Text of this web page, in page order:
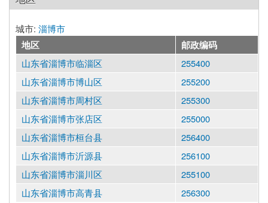
城市: 淄博市
地区 邮政编码
山东省淄博市临淄区
255400
山东省淄博市博山区
255200
山东省淄博市周村区
255300
山东省淄博市张店区
255000
山东省淄博市桓台县
256400
山东省淄博市沂源县
256100
山东省淄博市淄川区
255100
山东省淄博市高青县
256300